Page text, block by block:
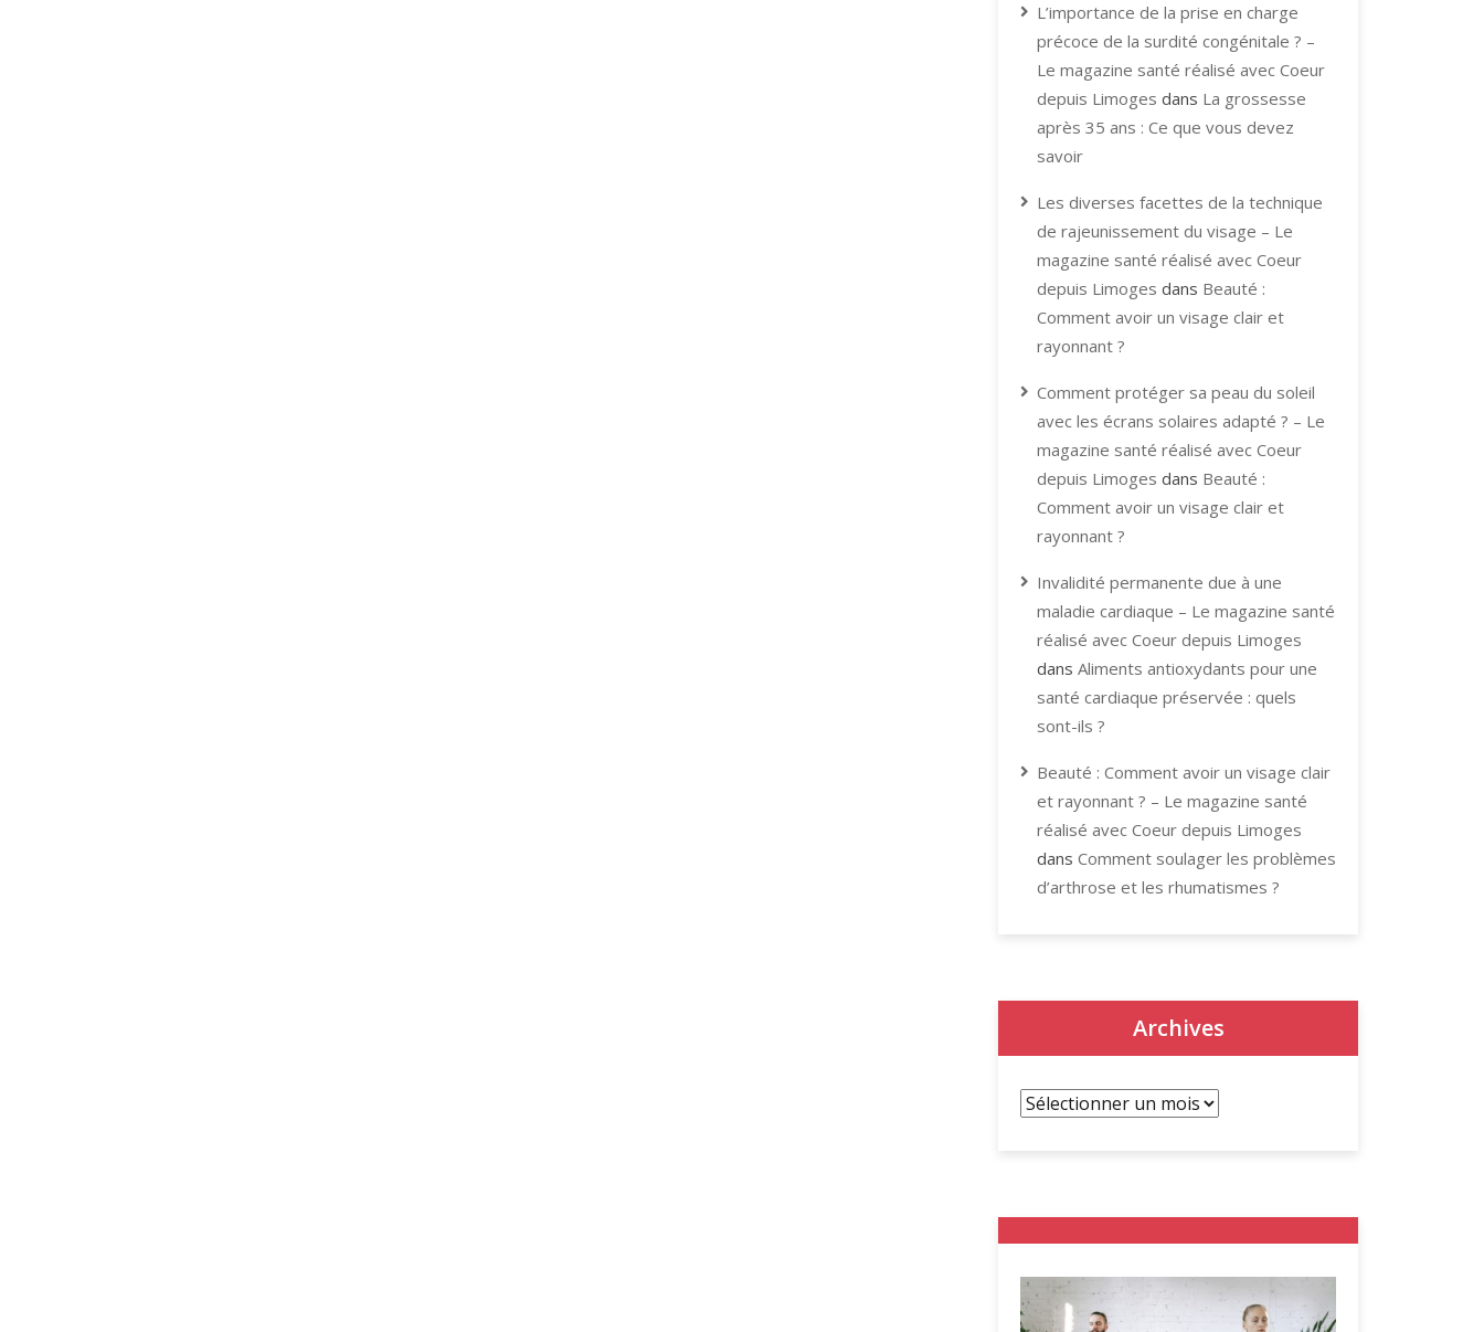
L’importance de la prise en charge
précoce de la surdité congénitale ? –
Le magazine santé réalisé avec Coeur
depuis Limoges dans La grossesse
après 35 ans : Ce que vous devez
savoir
Les diverses facettes de la technique
de rajeunissement du visage – Le
magazine santé réalisé avec Coeur
depuis Limoges dans Beauté :
Comment avoir un visage clair et
rayonnant ?
Comment protéger sa peau du soleil
avec les écrans solaires adapté ? – Le
magazine santé réalisé avec Coeur
depuis Limoges dans Beauté :
Comment avoir un visage clair et
rayonnant ?
Invalidité permanente due à une
maladie cardiaque – Le magazine santé
réalisé avec Coeur depuis Limoges
dans Aliments antioxydants pour une
santé cardiaque préservée : quels
sont-ils ?
Beauté : Comment avoir un visage clair
et rayonnant ? – Le magazine santé
réalisé avec Coeur depuis Limoges
dans Comment soulager les problèmes
d’arthrose et les rhumatismes ?
Archives
Archives